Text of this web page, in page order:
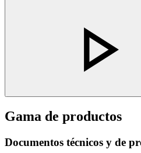
Gama de productos
Documentos técnicos y de